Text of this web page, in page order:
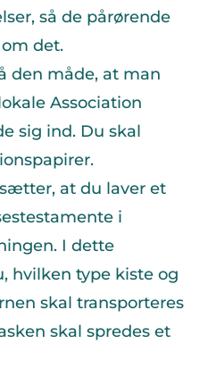
så de pårørende
det.
den måde, at man
Association
sig ind. Du skal
at du laver et
i
I dette
hvilken type kiste og
skal transporteres
skal spredes et